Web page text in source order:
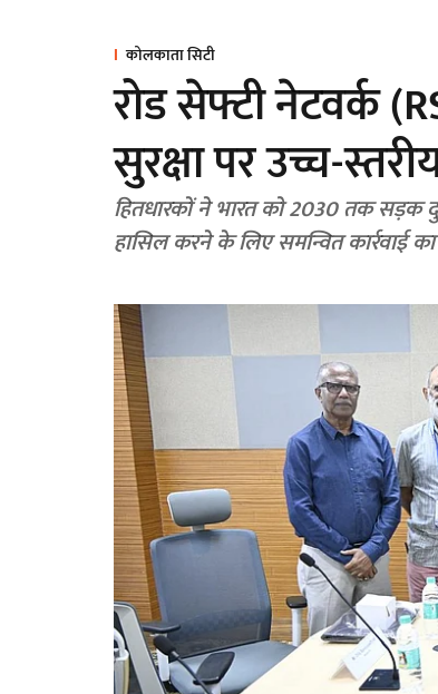
कोलकाता सिटी
रोड सेफ्टी नेटवर्क
सुरक्षा पर उच्च-
हितधारकों ने भारत को 2030 तक सड़क
हासिल करने के लिए समन्वित कार्रवाई